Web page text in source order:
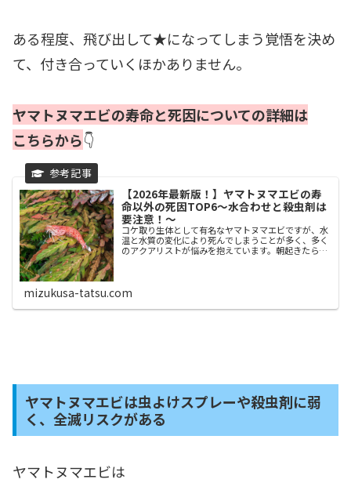
ある程度、飛び出して★になってしまう覚悟を決め
て、付き合っていくほかありません。
ヤマトヌマエビの寿命と死因についての詳細は
こちらから👇
【2026年最新版！】ヤマトヌマエビの寿
命以外の死因TOP6〜水合わせと殺虫剤は
要注意！〜
コケ取り生体として有名なヤマトヌマエビですが、水
温と水質の変化により死んでしまうことが多く、多く
のアクアリストが悩みを抱えています。朝起きたら、
mizukusa-tatsu.com
ヤマトヌマエビは虫よけスプレーや殺虫剤に弱
く、全滅リスクがある
ヤマトヌマエビは